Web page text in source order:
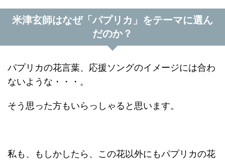
米津玄師はなぜ「パプリカ」をテーマに選ん
だのか？
パプリカの花言葉、応援ソングのイメージには合わ
ないような・・・。
そう思った方もいらっしゃると思います。
私も、もしかしたら、この花以外にもパプリカの花